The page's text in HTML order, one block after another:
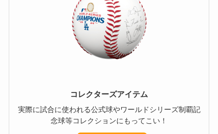
コレクターズアイテム
実際に試合に使われる公式球やワールドシリーズ制覇記
念球等コレクションにもってこい！